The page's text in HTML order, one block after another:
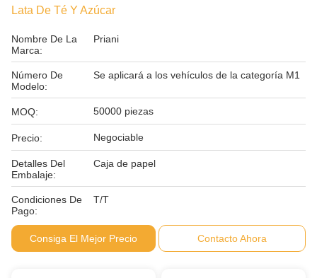
Lata De Té Y Azúcar
Nombre De La
Marca:
Priani
Número De
Modelo:
Se aplicará a los vehículos de la categoría M1
MOQ: 50000 piezas
Precio: Negociable
Detalles Del
Embalaje:
Caja de papel
Condiciones De
Pago:
T/T
Consiga El Mejor Precio Contacto Ahora